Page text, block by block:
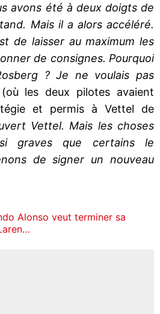
avons été à deux doigts de
Mais il a alors accéléré.
de laisser au maximum les
de consignes. Pourquoi
? Je ne voulais pas
(où les deux pilotes avaient
et permis à Vettel de
Vettel. Mais les choses
graves que certains le
de signer un nouveau
Alonso veut terminer sa